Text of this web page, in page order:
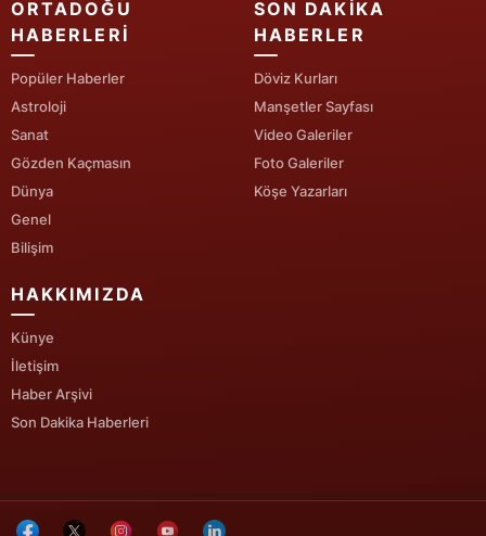
Iğdır
Karabük
Kilis
ORTADOĞU
HABERLERI
Popüler Haberler
Astroloji
Sanat
Gözden Kaçmasın
Dünya
Genel
Bilişim
SON DAKIKA
HABERLER
Döviz Kurları
Manşetler Sayfası
Video Galeriler
Foto Galeriler
Köşe Yazarları
HAKKIMIZDA
Künye
İletişim
Haber Arşivi
Son Dakika Haberleri